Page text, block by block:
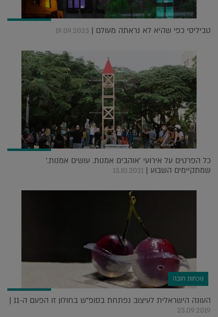
טביליסי כפי שהיא לא נראתה מעולם | 19.09.2023
כל הפרטים על אירועי 'אוהבים אמנות. עושים אמנות.'
שמתקיימים השבוע | 13.10.2021
נוכחות חובה
העונה הישראלית לעיצוב נפתחת בסופ"ש בחולון זו הפעם ה-11 |
23.09.2019